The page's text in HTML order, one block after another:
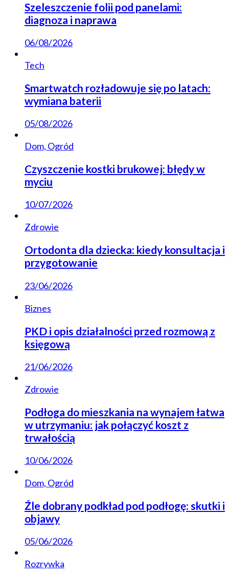
Szeleszczenie folii pod panelami:
diagnoza i naprawa
06/08/2026
Tech
Smartwatch rozładowuje się po latach:
wymiana baterii
05/08/2026
Dom, Ogród
Czyszczenie kostki brukowej: błędy w
myciu
10/07/2026
Zdrowie
Ortodonta dla dziecka: kiedy konsultacja i
przygotowanie
23/06/2026
Biznes
PKD i opis działalności przed rozmową z
księgową
21/06/2026
Zdrowie
Podłoga do mieszkania na wynajem łatwa
w utrzymaniu: jak połączyć koszt z
trwałością
10/06/2026
Dom, Ogród
Źle dobrany podkład pod podłogę: skutki i
objawy
05/06/2026
Rozrywka